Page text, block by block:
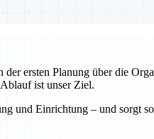
ersten Planung über die
ist unser Ziel.
und Einrichtung – und sorgt